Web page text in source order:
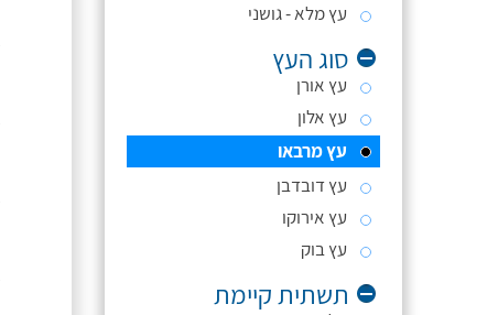
עץ מלא - גושני
סוג העץ
עץ אורן
עץ אלון
עץ מרבאו
עץ דובדבן
עץ אירוקו
עץ בוק
תשתית קיימת